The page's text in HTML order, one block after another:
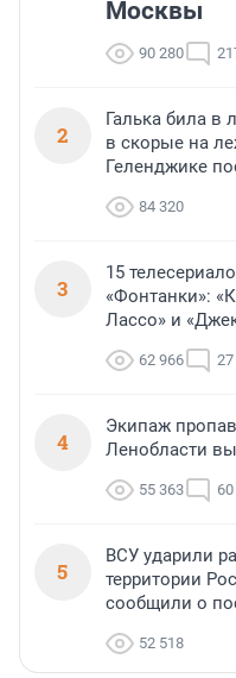
Москвы
90 280
2
Галька била в
в скорые на
Геленджике
84 320
3
15
«Фонтанки»:
Лассо» и
62 966 27
4
Экипаж
Ленобласти
55 363 60
5
ВСУ ударили
территории
сообщили о
52 518